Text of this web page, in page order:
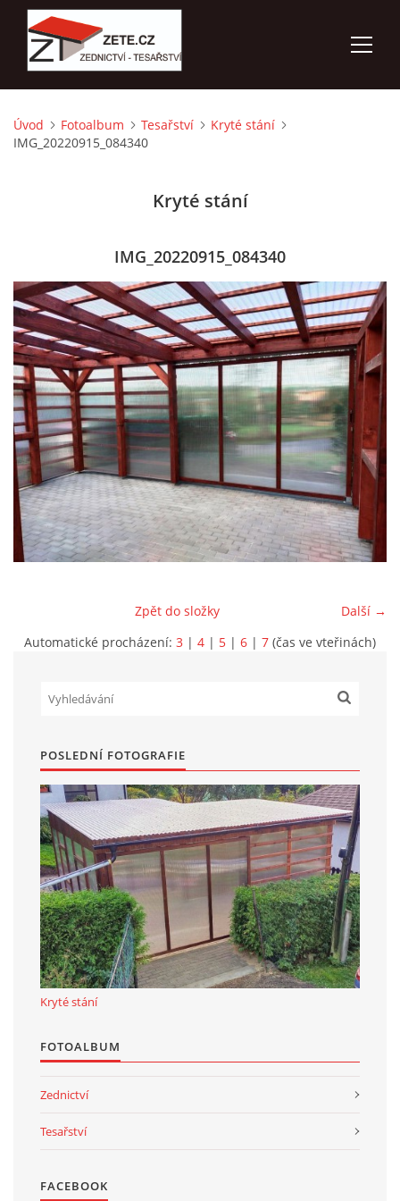
ÚVOD
KONTAKTY
3D VIZUALIZACE
Marek Petruželka
Studýnka 131
Hronov
549 46
+420 731561027
zete@zete.cz
Tisk| Aktualizováno: 22. 9. 2023 Nahoru ↑
Úvod Fotoalbum Tesařství
Kryté stání
IMG_20220915_084340
Kryté stání
IMG_20220915_084340
Další →
Zpět do složky
Automatické procházení: 3 | 4 | 5 | 6 | 7 (čas ve vteřinách)
POSLEDNÍ FOTOGRAFIE
Kryté stání
FOTOALBUM
Zednictví
Tesařství
FACEBOOK